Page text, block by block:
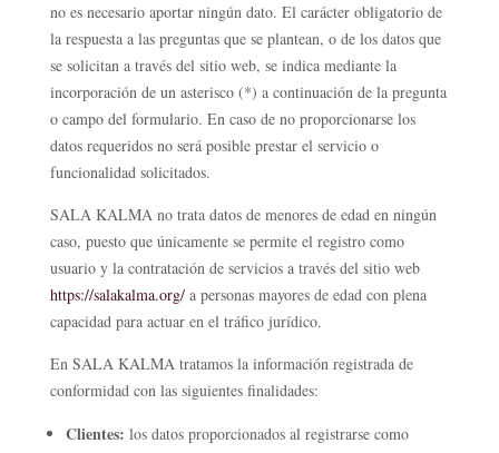
no es necesario aportar ningún dato. El carácter obligatorio de
la respuesta a las preguntas que se plantean, o de los datos que
se solicitan a través del sitio web, se indica mediante la
incorporación de un asterisco (*) a continuación de la pregunta
o campo del formulario. En caso de no proporcionarse los
datos requeridos no será posible prestar el servicio o
funcionalidad solicitados.
SALA KALMA no trata datos de menores de edad en ningún
caso, puesto que únicamente se permite el registro como
usuario y la contratación de servicios a través del sitio web
https://salakalma.org/a personas mayores de edad con plena
capacidad para actuar en el tráfico jurídico.
En SALA KALMA tratamos la información registrada de
conformidad con las siguientes finalidades:
Clientes: los datos proporcionados al registrarse como